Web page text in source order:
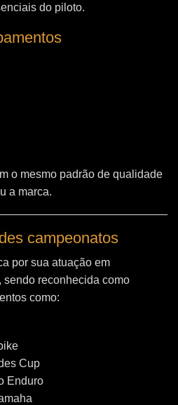
do piloto.
o mesmo padrão de qualidade
a marca.
campeonatos
por sua atuação em
sendo reconhecida como
como:
Cup
Enduro